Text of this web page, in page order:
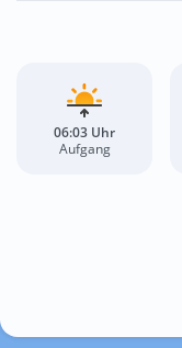
06:03 Uhr
Aufgang